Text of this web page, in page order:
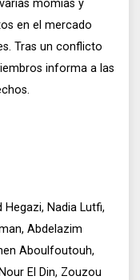
momias y
en el mercado
Tras un conflicto
informa a las
Nadia Lutfi,
Abdelazim
Aboulfoutouh,
El Din, Zouzou